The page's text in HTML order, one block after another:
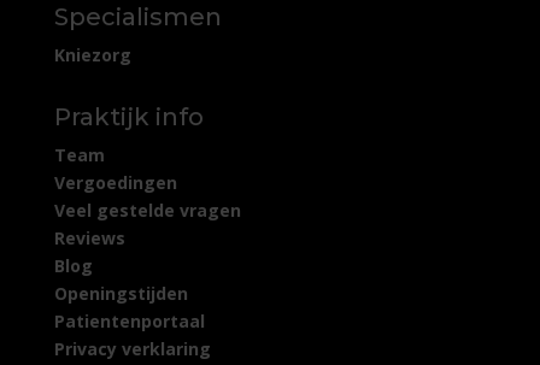
Specialismen
Kniezorg
Praktijk info
Team
Vergoedingen
Veel gestelde vragen
Reviews
Blog
Openingstijden
Patientenportaal
Privacy verklaring